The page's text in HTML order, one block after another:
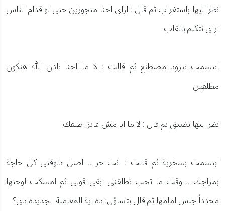
نظر اليها باستغراب ثم قال : ازاى احنا متجوزين حتى لو قدام الناس
ازاى نتكلم بالقاب
ابتسمت ببرود مصطنع ثم قالت : لا ما احنا باذن الله هنكون
مطلقين
نظر اليها بضيق ثم قال : لا ما انا مش عايز اطلقك
ابتسمت بسخرية ثم قالت : انت حر .. اصل دلوقتى كل حاجة
بمزاجك .. وقت ما تحب تطلقنى ابقى قولى ثم امسكت لوحتها
مجدداً جلس امامها ثم قال بتساؤل: ده اية المعاملة الجديده دى؟